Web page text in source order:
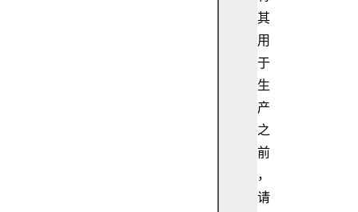
其
用
于
生
产
之
前
，
请